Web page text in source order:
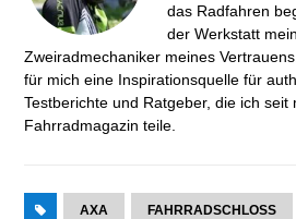
das Radfahren
der Werkstatt
Zweiradmechaniker meines
für mich eine Inspirationsquelle für
Testberichte und Ratgeber, die ich seit
Fahrradmagazin teile.
AXA FAHRRADSCHLOSS